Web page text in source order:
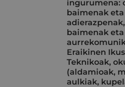
ingurumena:
baimenak eta
baimenak eta
Eraikinen
Teknikoak,
(aldamioak,
aulkiak,